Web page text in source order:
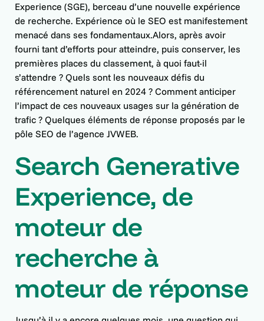
Experience (SGE), berceau d’une nouvelle expérience
de recherche. Expérience où le SEO est manifestement
menacé dans ses fondamentaux.Alors, après avoir
fourni tant d’efforts pour atteindre, puis conserver, les
premières places du classement, à quoi faut-il
s’attendre ? Quels sont les nouveaux défis du
référencement naturel en 2024 ? Comment anticiper
l’impact de ces nouveaux usages sur la génération de
trafic ? Quelques éléments de réponse proposés par le
pôle SEO de l’agence JVWEB.
Search Generative
Experience, de
moteur de
recherche à
moteur de réponse